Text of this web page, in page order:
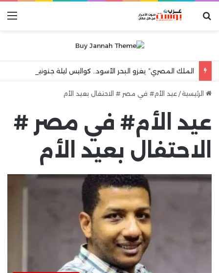
بحث عن
الرئيسية/ عيد الأم# في مصر # الاحتفال بعيد الأم
عيد الأم# في مصر #
الاحتفال بعيد الأم